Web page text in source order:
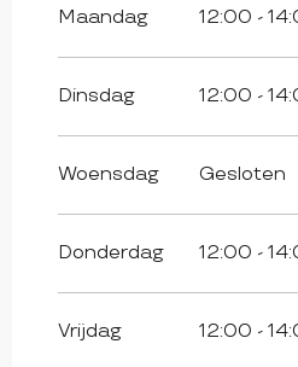
september
Vanaf7 september
december
Maandag 12:00 -
Dinsdag 12:00 -
Woensdag Gesloten
Donderdag 12:00 -
Vrijdag 12:00 -